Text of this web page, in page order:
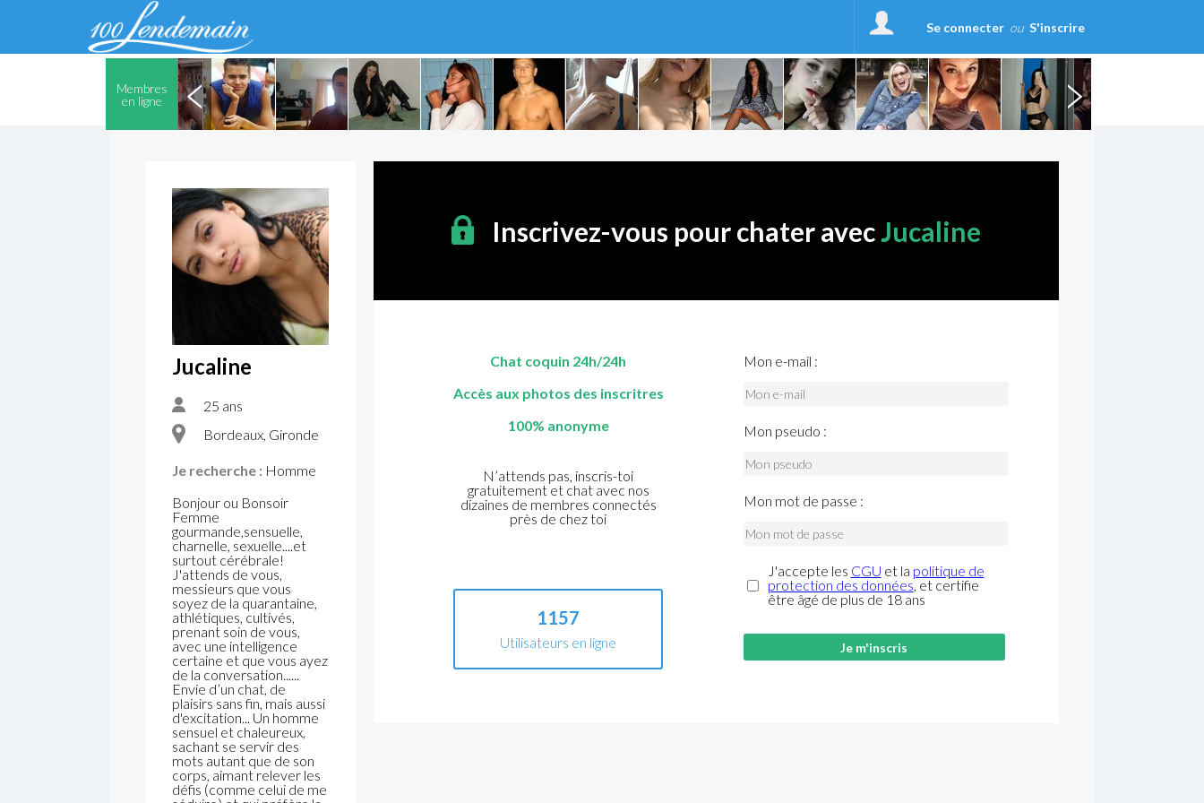
Se connecter ou S'inscrire
Membres
en ligne
Jucaline
25 ans
Bordeaux, Gironde
Je recherche : Homme
Bonjour ou Bonsoir
Femme
gourmande,sensuelle,
charnelle, sexuelle....et
surtout cérébrale!
J'attends de vous,
messieurs que vous
soyez de la quarantaine,
athlétiques, cultivés,
prenant soin de vous,
avec une intelligence
certaine et que vous ayez
de la conversation......
Envie d’un chat, de
plaisirs sans fin, mais aussi
d'excitation... Un homme
sensuel et chaleureux,
sachant se servir des
mots autant que de son
corps, aimant relever les
défis (comme celui de me
Inscrivez-vous pour chater avecJucaline
Chat coquin 24h/24h
Accès aux photos des inscritres
100% anonyme
N’attends pas, inscris-toi
gratuitement et chat avec nos
dizaines de membres connectés
près de chez toi
1157
Utilisateurs en ligne
Mon e-mail :
Mon pseudo :
Mon mot de passe :
J'accepte les CGU et la politique de
protection des données, et certifie
être âgé de plus de 18 ans